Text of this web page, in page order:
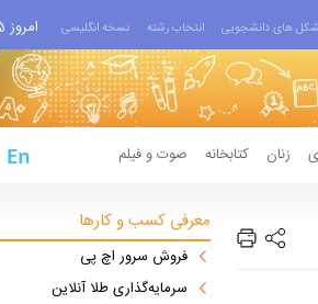
های دانشجویی انتخاب رشته نسخه انگلیسی امروز 1405/05/15
زنان کتابخانه صوت و فیلم
معرفی کسب و کارها
فروش سرور اچ پی
سرمایه‌گذاری طلا آنلاین